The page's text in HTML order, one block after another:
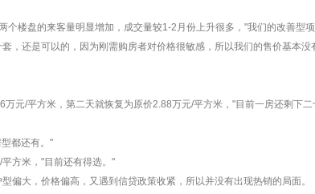
楼盘的来客量明显增加，成交量较1-2月份上升很多，"我们的改善型
，还是可以的，因为刚需购房者对价格很敏感，所以我们的售价基本没
元/平方米，第二天就恢复为原价2.88万元/平方米，"目前一房还剩下二
都还有。"
方米，"目前还有得选。"
大，价格偏高，又遇到信贷政策收紧，所以并没有出现热销的局面。